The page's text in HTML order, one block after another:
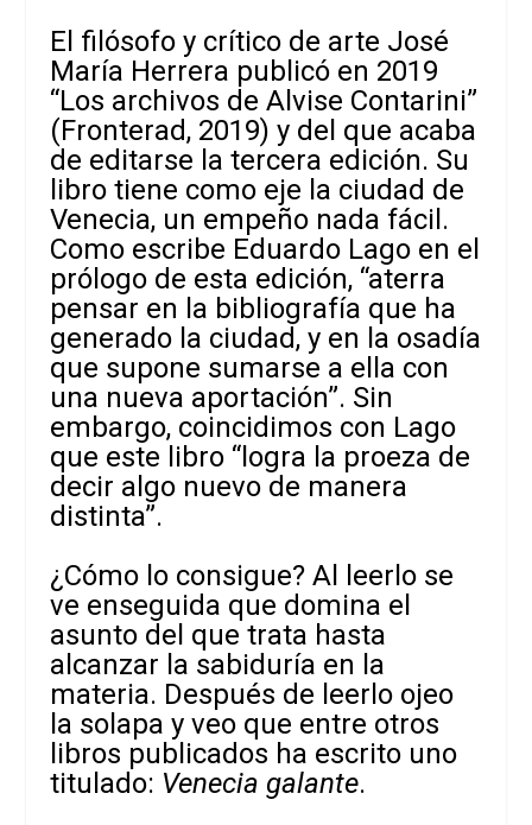
El filósofo y crítico de arte José
María Herrera publicó en 2019
“Los archivos de Alvise Contarini”
(Fronterad, 2019) y del que acaba
de editarse la tercera edición. Su
libro tiene como eje la ciudad de
Venecia, un empeño nada fácil.
Como escribe Eduardo Lago en el
prólogo de esta edición, “aterra
pensar en la bibliografía que ha
generado la ciudad, y en la osadía
que supone sumarse a ella con
una nueva aportación”. Sin
embargo, coincidimos con Lago
que este libro “logra la proeza de
decir algo nuevo de manera
distinta”.
¿Cómo lo consigue? Al leerlo se
ve enseguida que domina el
asunto del que trata hasta
alcanzar la sabiduría en la
materia. Después de leerlo ojeo
la solapa y veo que entre otros
libros publicados ha escrito uno
titulado: Venecia galante.